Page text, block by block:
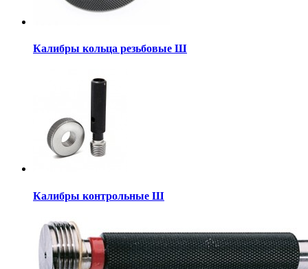
Калибры кольца резьбовые Ш
Калибры контрольные Ш